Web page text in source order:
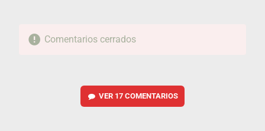
Comentarios cerrados
VER 17 COMENTARIOS